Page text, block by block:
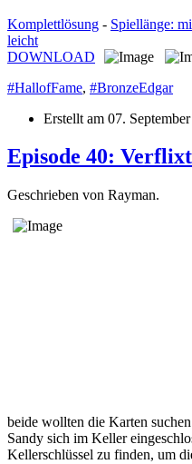
Komplettlösung - Spiellänge:
leicht
DOWNLOAD
#HallofFame, #BronzeEdgar
Erstellt am 07.
Episode 40:
Geschrieben von Rayman.
beide wollten die Karten
Sandy sich im Keller
Kellerschlüssel zu finden, um